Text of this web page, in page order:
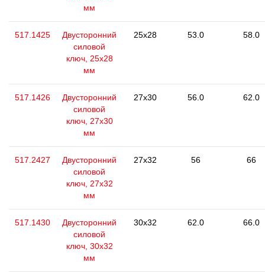
мм
517.1425
Двусторонний
силовой
ключ, 25x28
мм
25x28 53.0 58.0
517.1426
Двусторонний
силовой
ключ, 27x30
мм
27x30 56.0 62.0
517.2427
Двусторонний
силовой
ключ, 27x32
мм
27x32 56 66
517.1430
Двусторонний
силовой
ключ, 30x32
мм
30x32 62.0 66.0